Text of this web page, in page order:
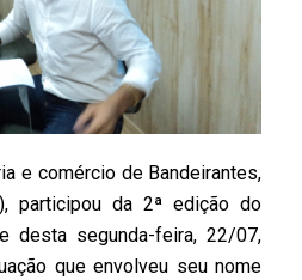
e comércio de Bandeirantes,
participou da 2ª edição do
desta segunda-feira, 22/07,
que envolveu seu nome